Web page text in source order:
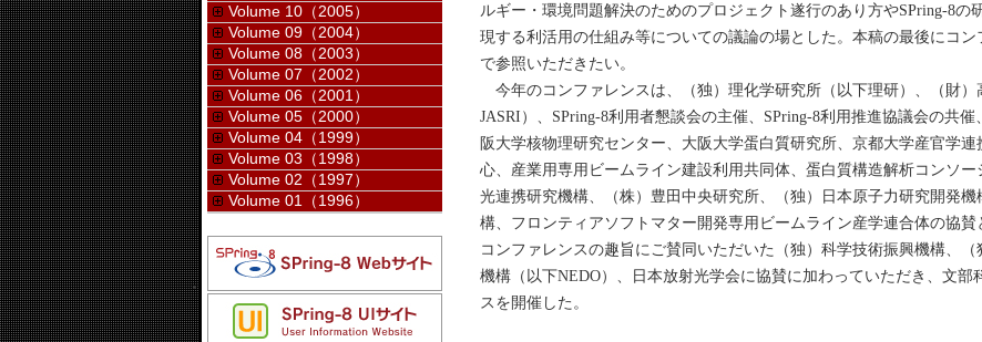
ルギー・環境問題解決のためのプロジェクト遂行のあり方やSPring-8
現する利活用の仕組み等についての議論の場とした。本稿の最後にコ
で参照いただきたい。
今年のコンファレンスは、（独）理化学研究所（以下理研）、（財
JASRI）、SPring-8利用者懇談会の主催、SPring-8利用推進協議会の共
阪大学核物理研究センター、大阪大学蛋白質研究所、京都大学産官学
心、産業用専用ビームライン建設利用共同体、蛋白質構造解析コンソ
光連携研究機構、（株）豊田中央研究所、（独）日本原子力研究開発
構、フロンティアソフトマター開発専用ビームライン産学連合体の協賛
コンファレンスの趣旨にご賛同いただいた（独）科学技術振興機構、
機構（以下NEDO）、日本放射光学会に協賛に加わっていただき、文部
スを開催した。
Volume 10（2005）
Volume 09（2004）
Volume 08（2003）
Volume 07（2002）
Volume 06（2001）
Volume 05（2000）
Volume 04（1999）
Volume 03（1998）
Volume 02（1997）
Volume 01（1996）